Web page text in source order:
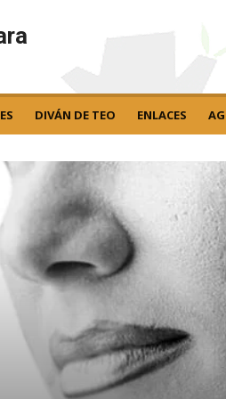
DIVÁN DE TEO ENLACES